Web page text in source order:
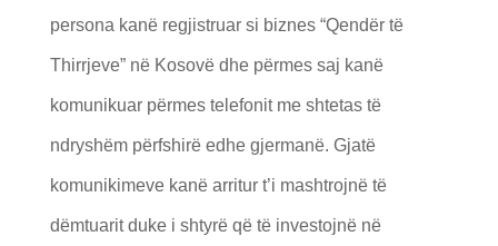
persona kanë regjistruar si biznes “Qendër të
Thirrjeve” në Kosovë dhe përmes saj kanë
komunikuar përmes telefonit me shtetas të
ndryshëm përfshirë edhe gjermanë. Gjatë
komunikimeve kanë arritur t’i mashtrojnë të
dëmtuarit duke i shtyrë që të investojnë në